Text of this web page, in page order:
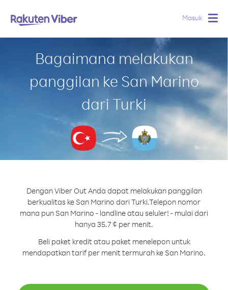
Masuk
Bagaimana melakukan
panggilan ke San Marino
dari Turki
Dengan Viber Out Anda dapat melakukan panggilan
berkualitas ke San Marino dari Turki.Telepon nomor
mana pun San Marino - landline atau seluler! - mulai dari
hanya 35.7 ¢ per menit.
Beli paket kredit atau paket menelepon untuk
mendapatkan tarif per menit termurah ke San Marino.